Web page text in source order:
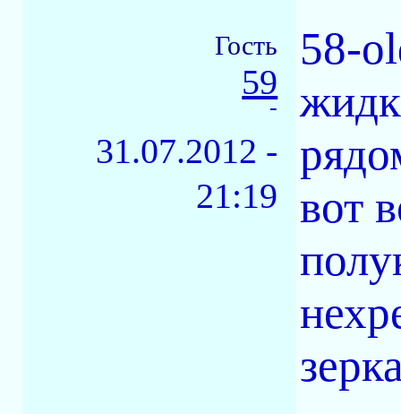
Гость
59
-
31.07.2012 -
21:19
58-
вот